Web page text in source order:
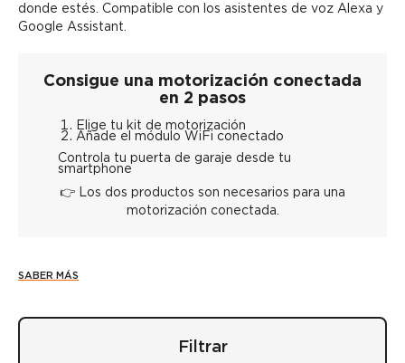
donde estés. Compatible con los asistentes de voz Alexa y
Google Assistant.
Consigue una motorización conectada
en 2 pasos
Elige tu kit de motorización
Añade el módulo WiFi conectado
Controla tu puerta de garaje desde tu
smartphone
👉 Los dos productos son necesarios para una
motorización conectada.
SABER MÁS
Filtrar